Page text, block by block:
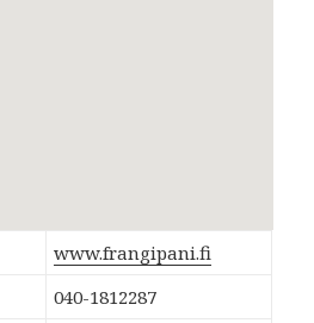
www.frangipani.fi
040-1812287